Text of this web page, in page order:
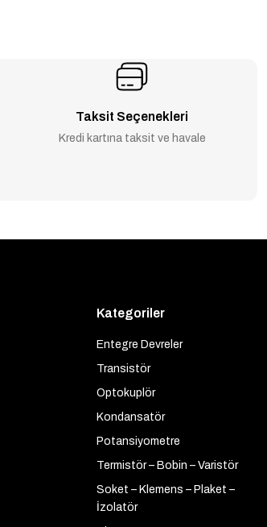
Taksit Seçenekleri
Kredi kartına taksit ve havale
Kategoriler
Entegre Devreler
Transistör
Optokuplör
Kondansatör
Potansiyometre
Termistör – Bobin – Varistör
Soket – Klemens – Plaket –
İzolatör